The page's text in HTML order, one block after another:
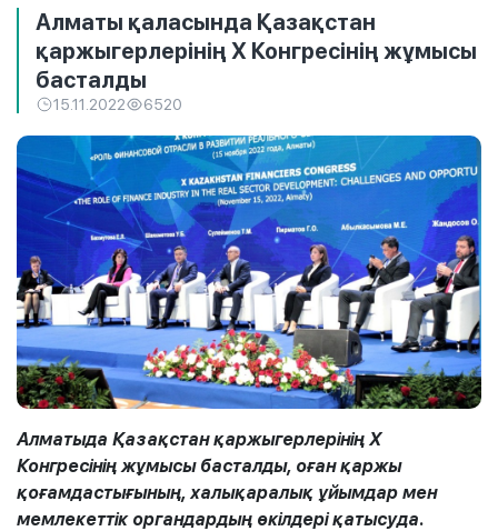
Алматы қаласында Қазақстан
қаржыгерлерінің Х Конгресінің жұмысы
басталды
15.11.2022 6520
Алматыда Қазақстан қаржыгерлерінің X
Конгресінің жұмысы басталды, оған қаржы
қоғамдастығының, халықаралық ұйымдар мен
мемлекеттік органдардың өкілдері қатысуда.